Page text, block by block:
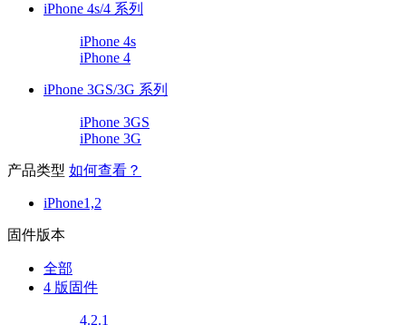
iPhone 4s/4 系列
iPhone 4s
iPhone 4
iPhone 3GS/3G 系列
iPhone 3GS
iPhone 3G
产品类型 如何查看？
iPhone1,2
固件版本
全部
4 版固件
4.2.1